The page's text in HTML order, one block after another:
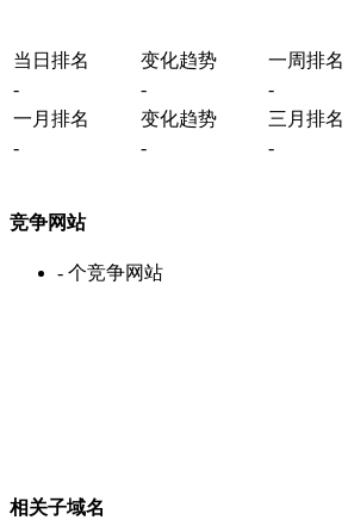
当日排名 变化趋势 一周排名
-
- -
一月排名
变化趋势 三月排名
-
- -
竞争网站
- 个竞争网站
相关子域名